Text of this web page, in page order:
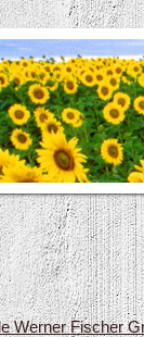
Werner Fischer